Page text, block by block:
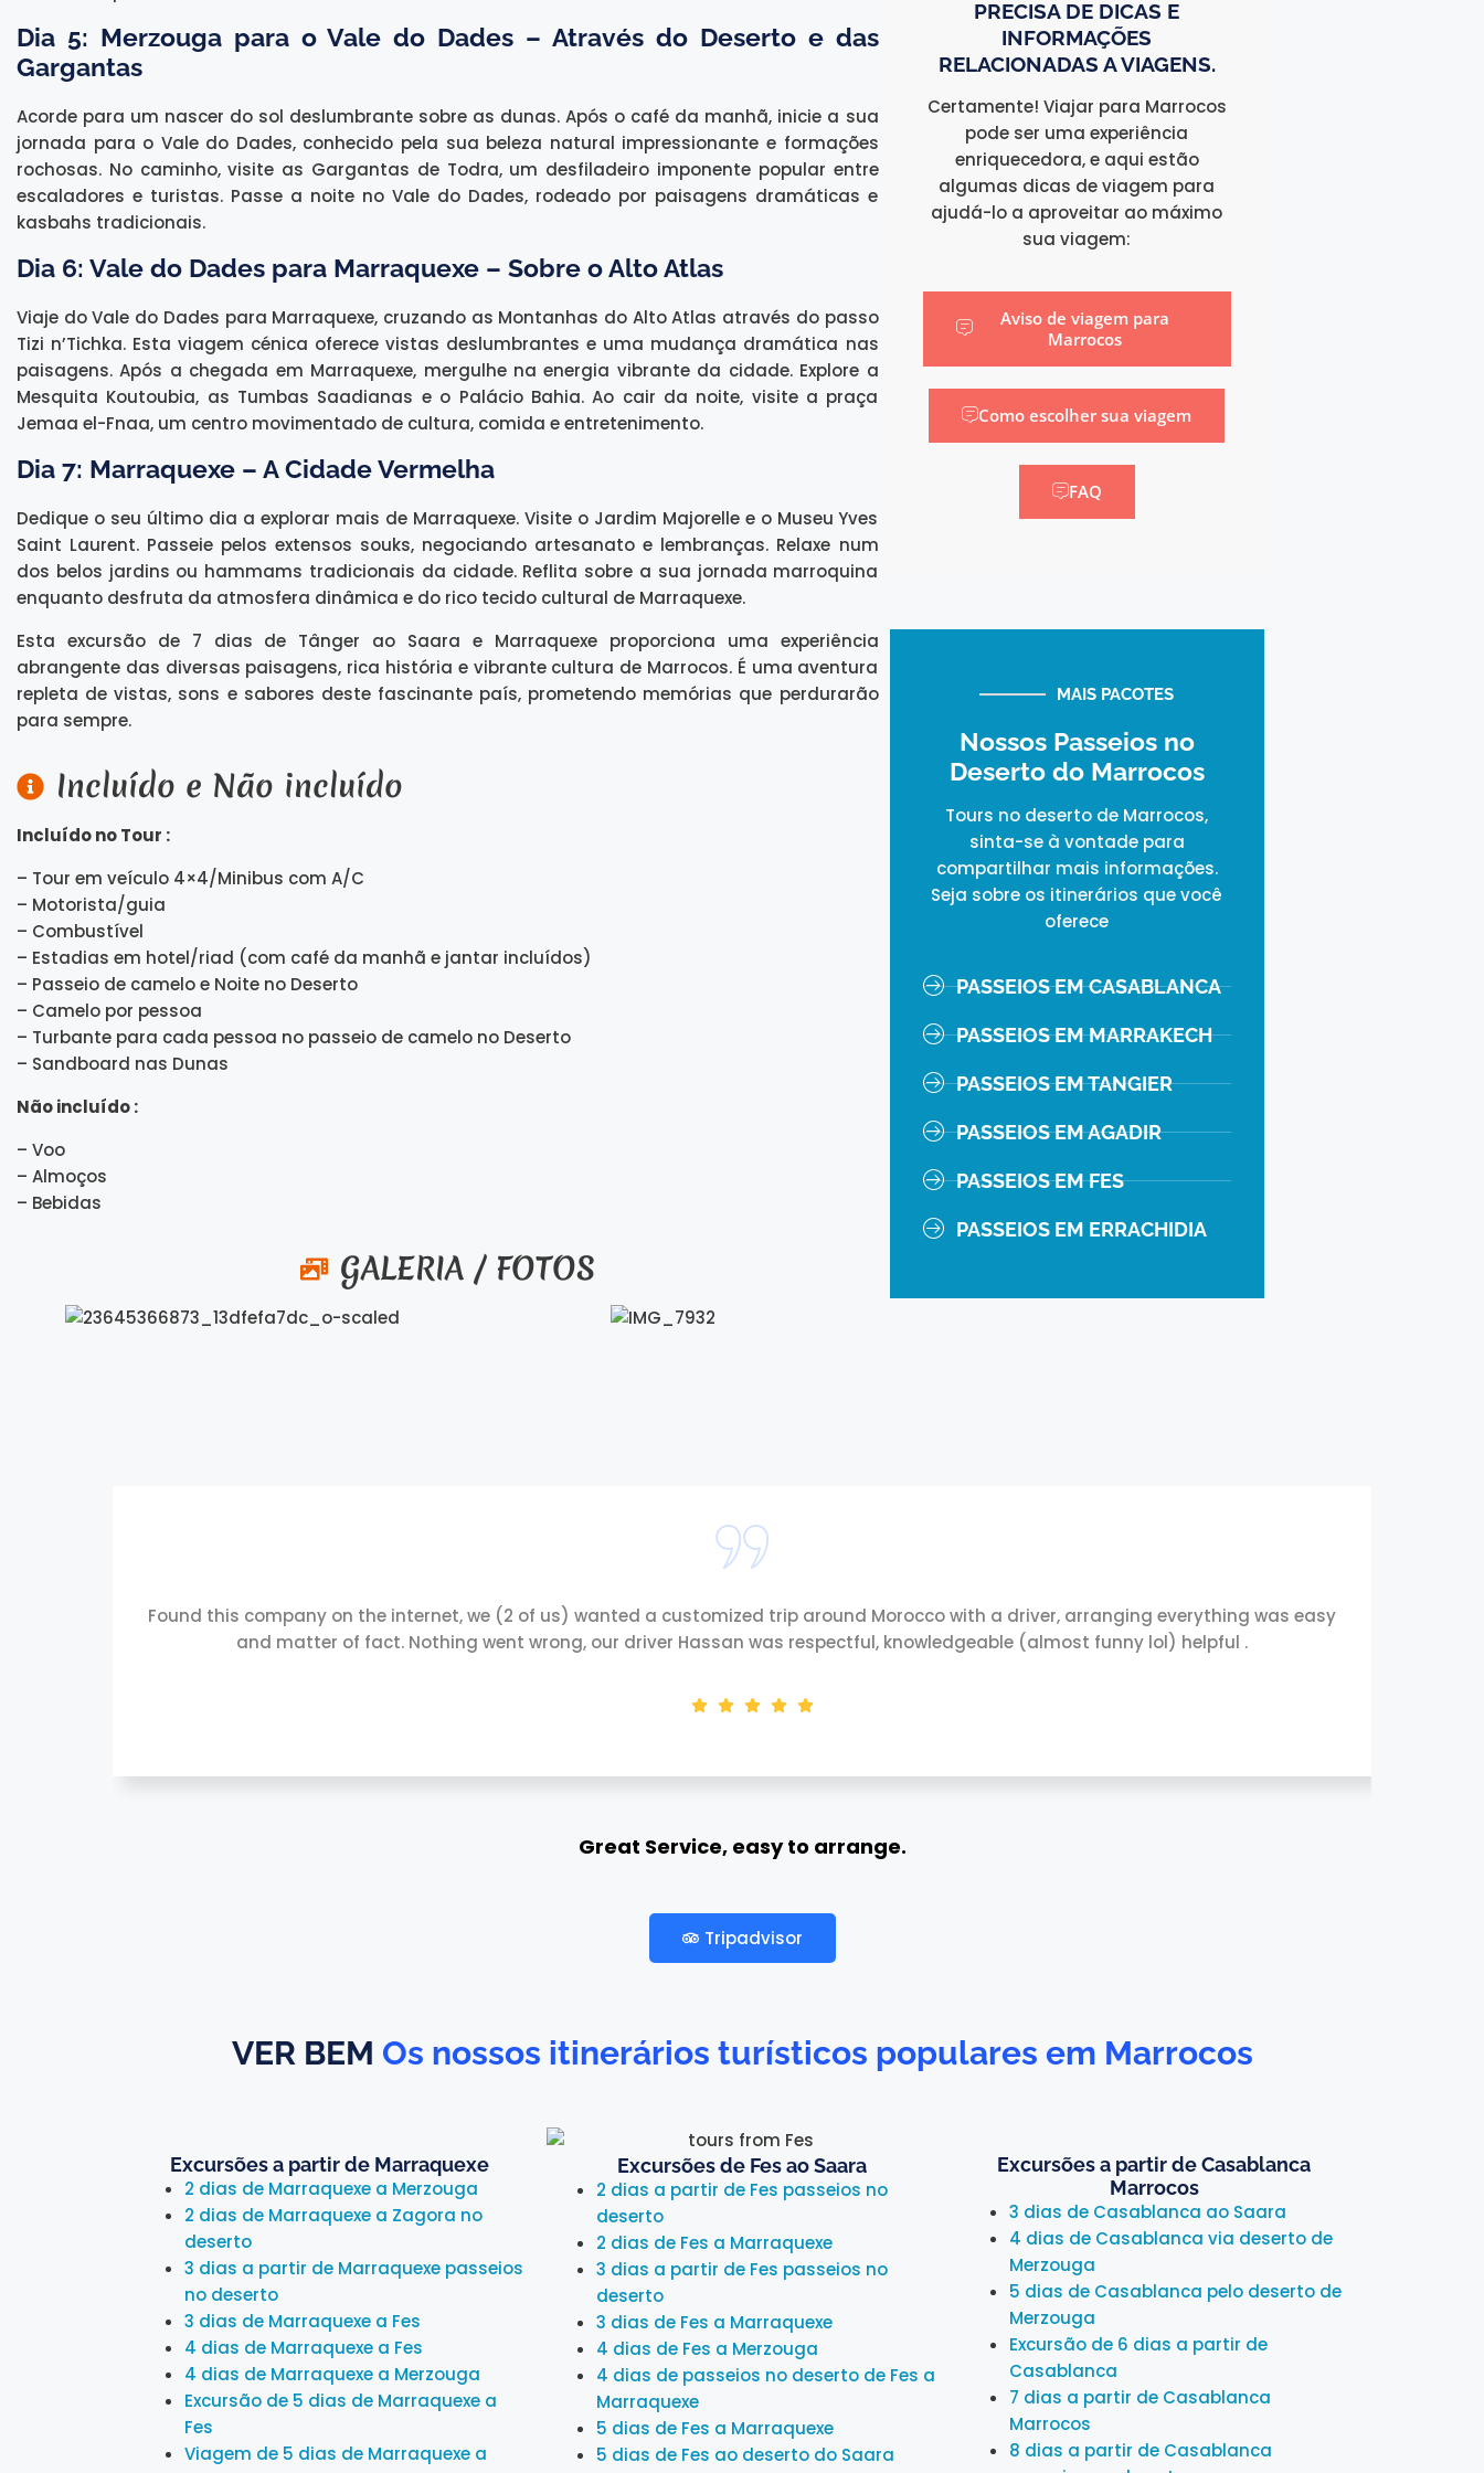
Dia 5: Merzouga para o Vale do Dades – Através do Deserto e das
Gargantas
Acorde para um nascer do sol deslumbrante sobre as dunas. Após o café da manhã, inicie a sua
jornada para o Vale do Dades, conhecido pela sua beleza natural impressionante e formações
rochosas. No caminho, visite as Gargantas de Todra, um desfiladeiro imponente popular entre
escaladores e turistas. Passe a noite no Vale do Dades, rodeado por paisagens dramáticas e
kasbahs tradicionais.
Dia 6: Vale do Dades para Marraquexe – Sobre o Alto Atlas
Viaje do Vale do Dades para Marraquexe, cruzando as Montanhas do Alto Atlas através do passo
Tizi n’Tichka. Esta viagem cénica oferece vistas deslumbrantes e uma mudança dramática nas
paisagens. Após a chegada em Marraquexe, mergulhe na energia vibrante da cidade. Explore a
Mesquita Koutoubia, as Tumbas Saadianas e o Palácio Bahia. Ao cair da noite, visite a praça
Jemaa el-Fnaa, um centro movimentado de cultura, comida e entretenimento.
Dia 7: Marraquexe – A Cidade Vermelha
Dedique o seu último dia a explorar mais de Marraquexe. Visite o Jardim Majorelle e o Museu Yves
Saint Laurent. Passeie pelos extensos souks, negociando artesanato e lembranças. Relaxe num
dos belos jardins ou hammams tradicionais da cidade. Reflita sobre a sua jornada marroquina
enquanto desfruta da atmosfera dinâmica e do rico tecido cultural de Marraquexe.
Esta excursão de 7 dias de Tânger ao Saara e Marraquexe proporciona uma experiência
abrangente das diversas paisagens, rica história e vibrante cultura de Marrocos. É uma aventura
repleta de vistas, sons e sabores deste fascinante país, prometendo memórias que perdurarão
para sempre.
Incluído e Não incluído
Incluído no Tour :
– Tour em veículo 4×4/Minibus com A/C
– Motorista/guia
– Combustível
– Estadias em hotel/riad (com café da manhã e jantar incluídos)
– Passeio de camelo e Noite no Deserto
– Camelo por pessoa
– Turbante para cada pessoa no passeio de camelo no Deserto
– Sandboard nas Dunas
Não incluído :
– Voo
– Almoços
– Bebidas
GALERIA / FOTOS
PRECISA DE DICAS E
INFORMAÇÕES
RELACIONADAS A VIAGENS.
Certamente! Viajar para Marrocos
pode ser uma experiência
enriquecedora, e aqui estão
algumas dicas de viagem para
ajudá-lo a aproveitar ao máximo
sua viagem:
Aviso de viagem para
Marrocos
Como escolher sua viagem
FAQ
MAIS PACOTES
Nossos Passeios no
Deserto do Marrocos
Tours no deserto de Marrocos,
sinta-se à vontade para
compartilhar mais informações.
Seja sobre os itinerários que você
oferece
PASSEIOS EM CASABLANCA
PASSEIOS EM MARRAKECH
PASSEIOS EM TANGIER
PASSEIOS EM AGADIR
PASSEIOS EM FES
PASSEIOS EM ERRACHIDIA
Great Service, easy to arrange.
Found this company on the internet, we (2 of us) wanted a customized trip around Morocco with a driver, arranging everything was easy
and matter of fact. Nothing went wrong, our driver Hassan was respectful, knowledgeable (almost funny lol) helpful .
Tripadvisor
VER BEM Os nossos itinerários turísticos populares em Marrocos
Excursões a partir de Marraquexe
2 dias de Marraquexe a Merzouga
2 dias de Marraquexe a Zagora no
deserto
3 dias a partir de Marraquexe passeios
no deserto
3 dias de Marraquexe a Fes
4 dias de Marraquexe a Fes
4 dias de Marraquexe a Merzouga
Excursão de 5 dias de Marraquexe a
Fes
Viagem de 5 dias de Marraquexe a
Excursões de Fes ao Saara
2 dias a partir de Fes passeios no
deserto
2 dias de Fes a Marraquexe
3 dias a partir de Fes passeios no
deserto
3 dias de Fes a Marraquexe
4 dias de Fes a Merzouga
4 dias de passeios no deserto de Fes a
Marraquexe
5 dias de Fes a Marraquexe
5 dias de Fes ao deserto do Saara
Excursões a partir de Casablanca
Marrocos
3 dias de Casablanca ao Saara
4 dias de Casablanca via deserto de
Merzouga
5 dias de Casablanca pelo deserto de
Merzouga
Excursão de 6 dias a partir de
Casablanca
7 dias a partir de Casablanca
Marrocos
8 dias a partir de Casablanca